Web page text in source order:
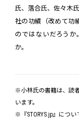
氏、落合氏、佐々木
社の功績（改めて功
のではないだろう
か。
※小林氏の書籍は、読
います。
※『STORYS.jp』につい